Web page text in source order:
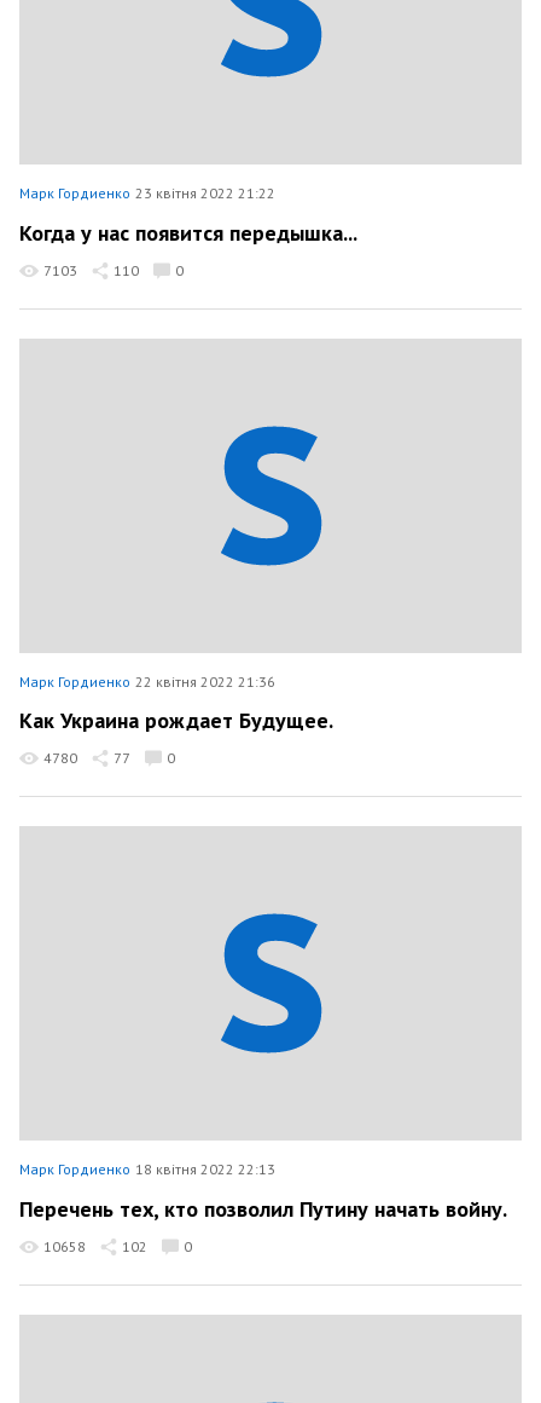
Марк Гордиенко 23 квітня 2022 21:22
Когда у нас появится передышка...
7103 110 0
Марк Гордиенко 22 квітня 2022 21:36
Как Украина рождает Будущее.
4780 77 0
Марк Гордиенко 18 квітня 2022 22:13
Перечень тех, кто позволил Путину начать войну.
10658 102 0